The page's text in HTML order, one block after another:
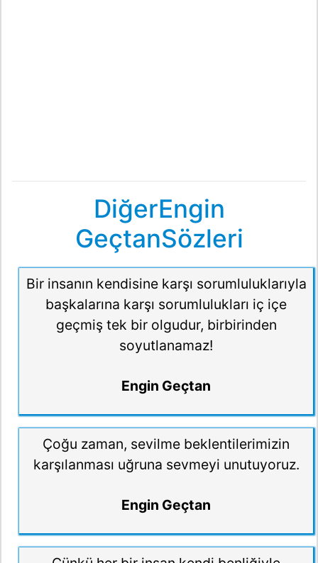
DiğerEngin
GeçtanSözleri
Bir insanın kendisine karşı sorumluluklarıyla
başkalarına karşı sorumlulukları iç içe
geçmiş tek bir olgudur, birbirinden
soyutlanamaz!
Engin Geçtan
Çoğu zaman, sevilme beklentilerimizin
karşılanması uğruna sevmeyi unutuyoruz.
Engin Geçtan